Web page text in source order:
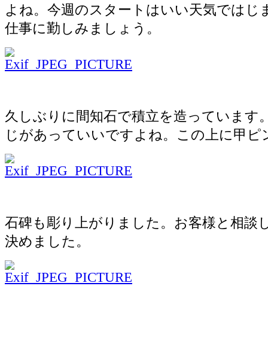
よね。今週のスタートはいい天気ではじ
仕事に勤しみましょう。
久しぶりに間知石で積立を造っています
じがあっていいですよね。この上に甲ピ
石碑も彫り上がりました。お客様と相談
決めました。